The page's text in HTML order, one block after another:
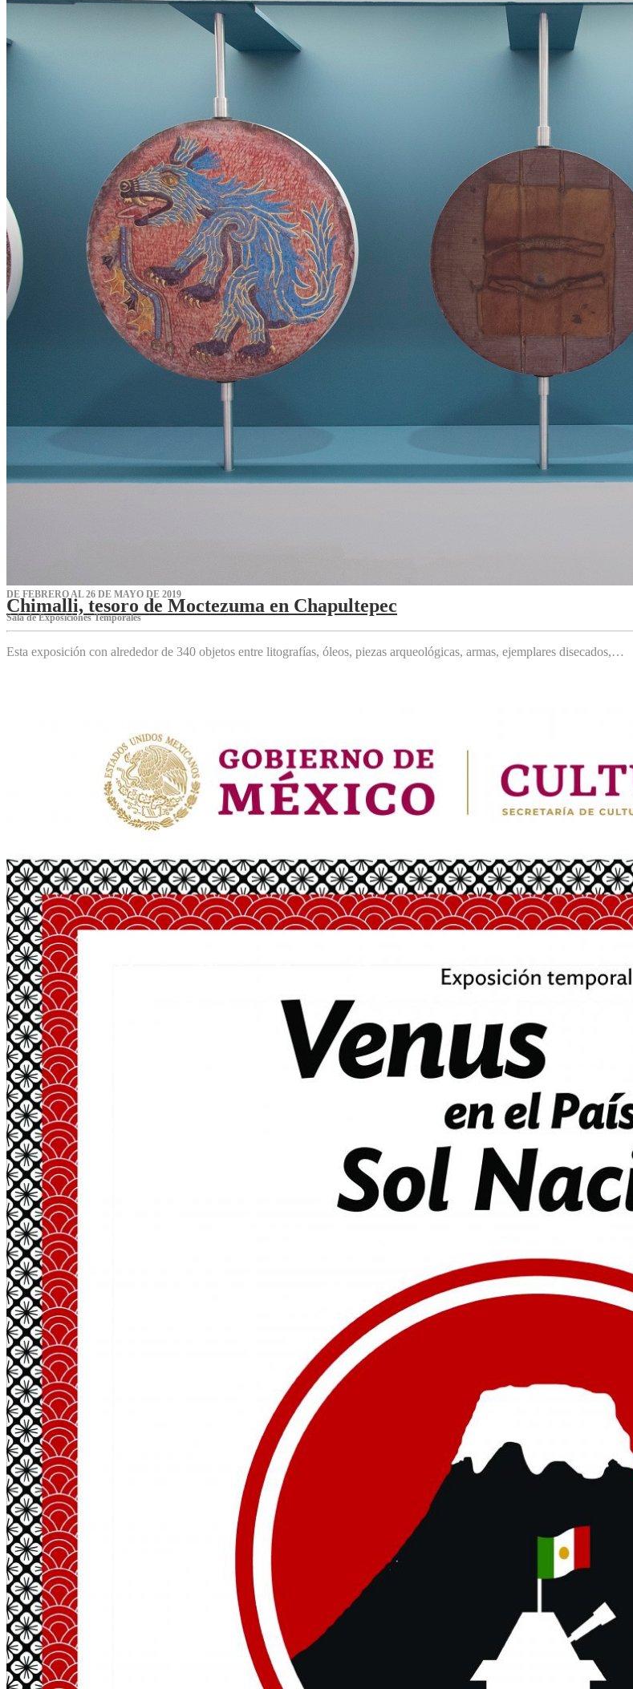
DE FEBRERO AL 26 DE MAYO DE 2019
Chimalli, tesoro de Moctezuma en Chapultepec
Sala de Exposiciones Temporales
Esta exposición con alrededor de 340 objetos entre litografías, óleos, piezas arqueológicas, armas, ejemplares disecados,…